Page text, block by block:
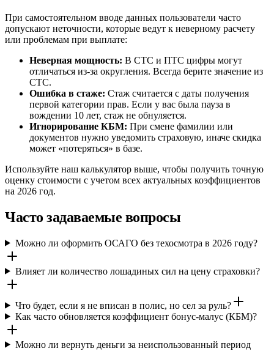
При самостоятельном вводе данных пользователи часто
допускают неточности, которые ведут к неверному расчету
или проблемам при выплате:
Неверная мощность: В СТС и ПТС цифры могут
отличаться из-за округления. Всегда берите значение из
СТС.
Ошибка в стаже: Стаж считается с даты получения
первой категории прав. Если у вас была пауза в
вождении 10 лет, стаж не обнуляется.
Игнорирование КБМ: При смене фамилии или
документов нужно уведомить страховую, иначе скидка
может «потеряться» в базе.
Используйте наш калькулятор выше, чтобы получить точную
оценку стоимости с учетом всех актуальных коэффициентов
на 2026 год.
Часто задаваемые вопросы
Можно ли оформить ОСАГО без техосмотра в 2026 году?
Влияет ли количество лошадиных сил на цену страховки?
Что будет, если я не вписан в полис, но сел за руль?
Как часто обновляется коэффициент бонус-малус (КБМ)?
Можно ли вернуть деньги за неиспользованный период